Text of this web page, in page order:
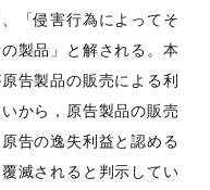
「侵害行為によってそ
製品」と解される。本
告製品の販売による利
から，原告製品の販売
告の逸失利益と認める
滅されると判示してい